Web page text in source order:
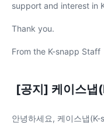
support and interest in
Thank you.
From the K-snapp Staff
[공지] 케이스냅
안녕하세요, 케이스냅